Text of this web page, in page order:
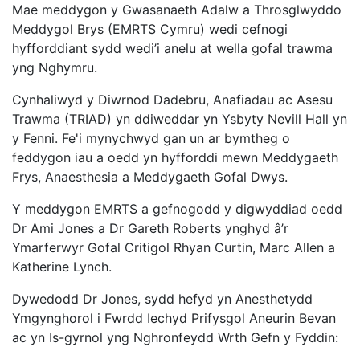
Mae meddygon y Gwasanaeth Adalw a Throsglwyddo
Meddygol Brys (EMRTS Cymru) wedi cefnogi
hyfforddiant sydd wedi’i anelu at wella gofal trawma
yng Nghymru.
Cynhaliwyd y Diwrnod Dadebru, Anafiadau ac Asesu
Trawma (TRIAD) yn ddiweddar yn Ysbyty Nevill Hall yn
y Fenni. Fe'i mynychwyd gan un ar bymtheg o
feddygon iau a oedd yn hyfforddi mewn Meddygaeth
Frys, Anaesthesia a Meddygaeth Gofal Dwys.
Y meddygon EMRTS a gefnogodd y digwyddiad oedd
Dr Ami Jones a Dr Gareth Roberts ynghyd â’r
Ymarferwyr Gofal Critigol Rhyan Curtin, Marc Allen a
Katherine Lynch.
Dywedodd Dr Jones, sydd hefyd yn Anesthetydd
Ymgynghorol i Fwrdd Iechyd Prifysgol Aneurin Bevan
ac yn Is-gyrnol yng Nghronfeydd Wrth Gefn y Fyddin: